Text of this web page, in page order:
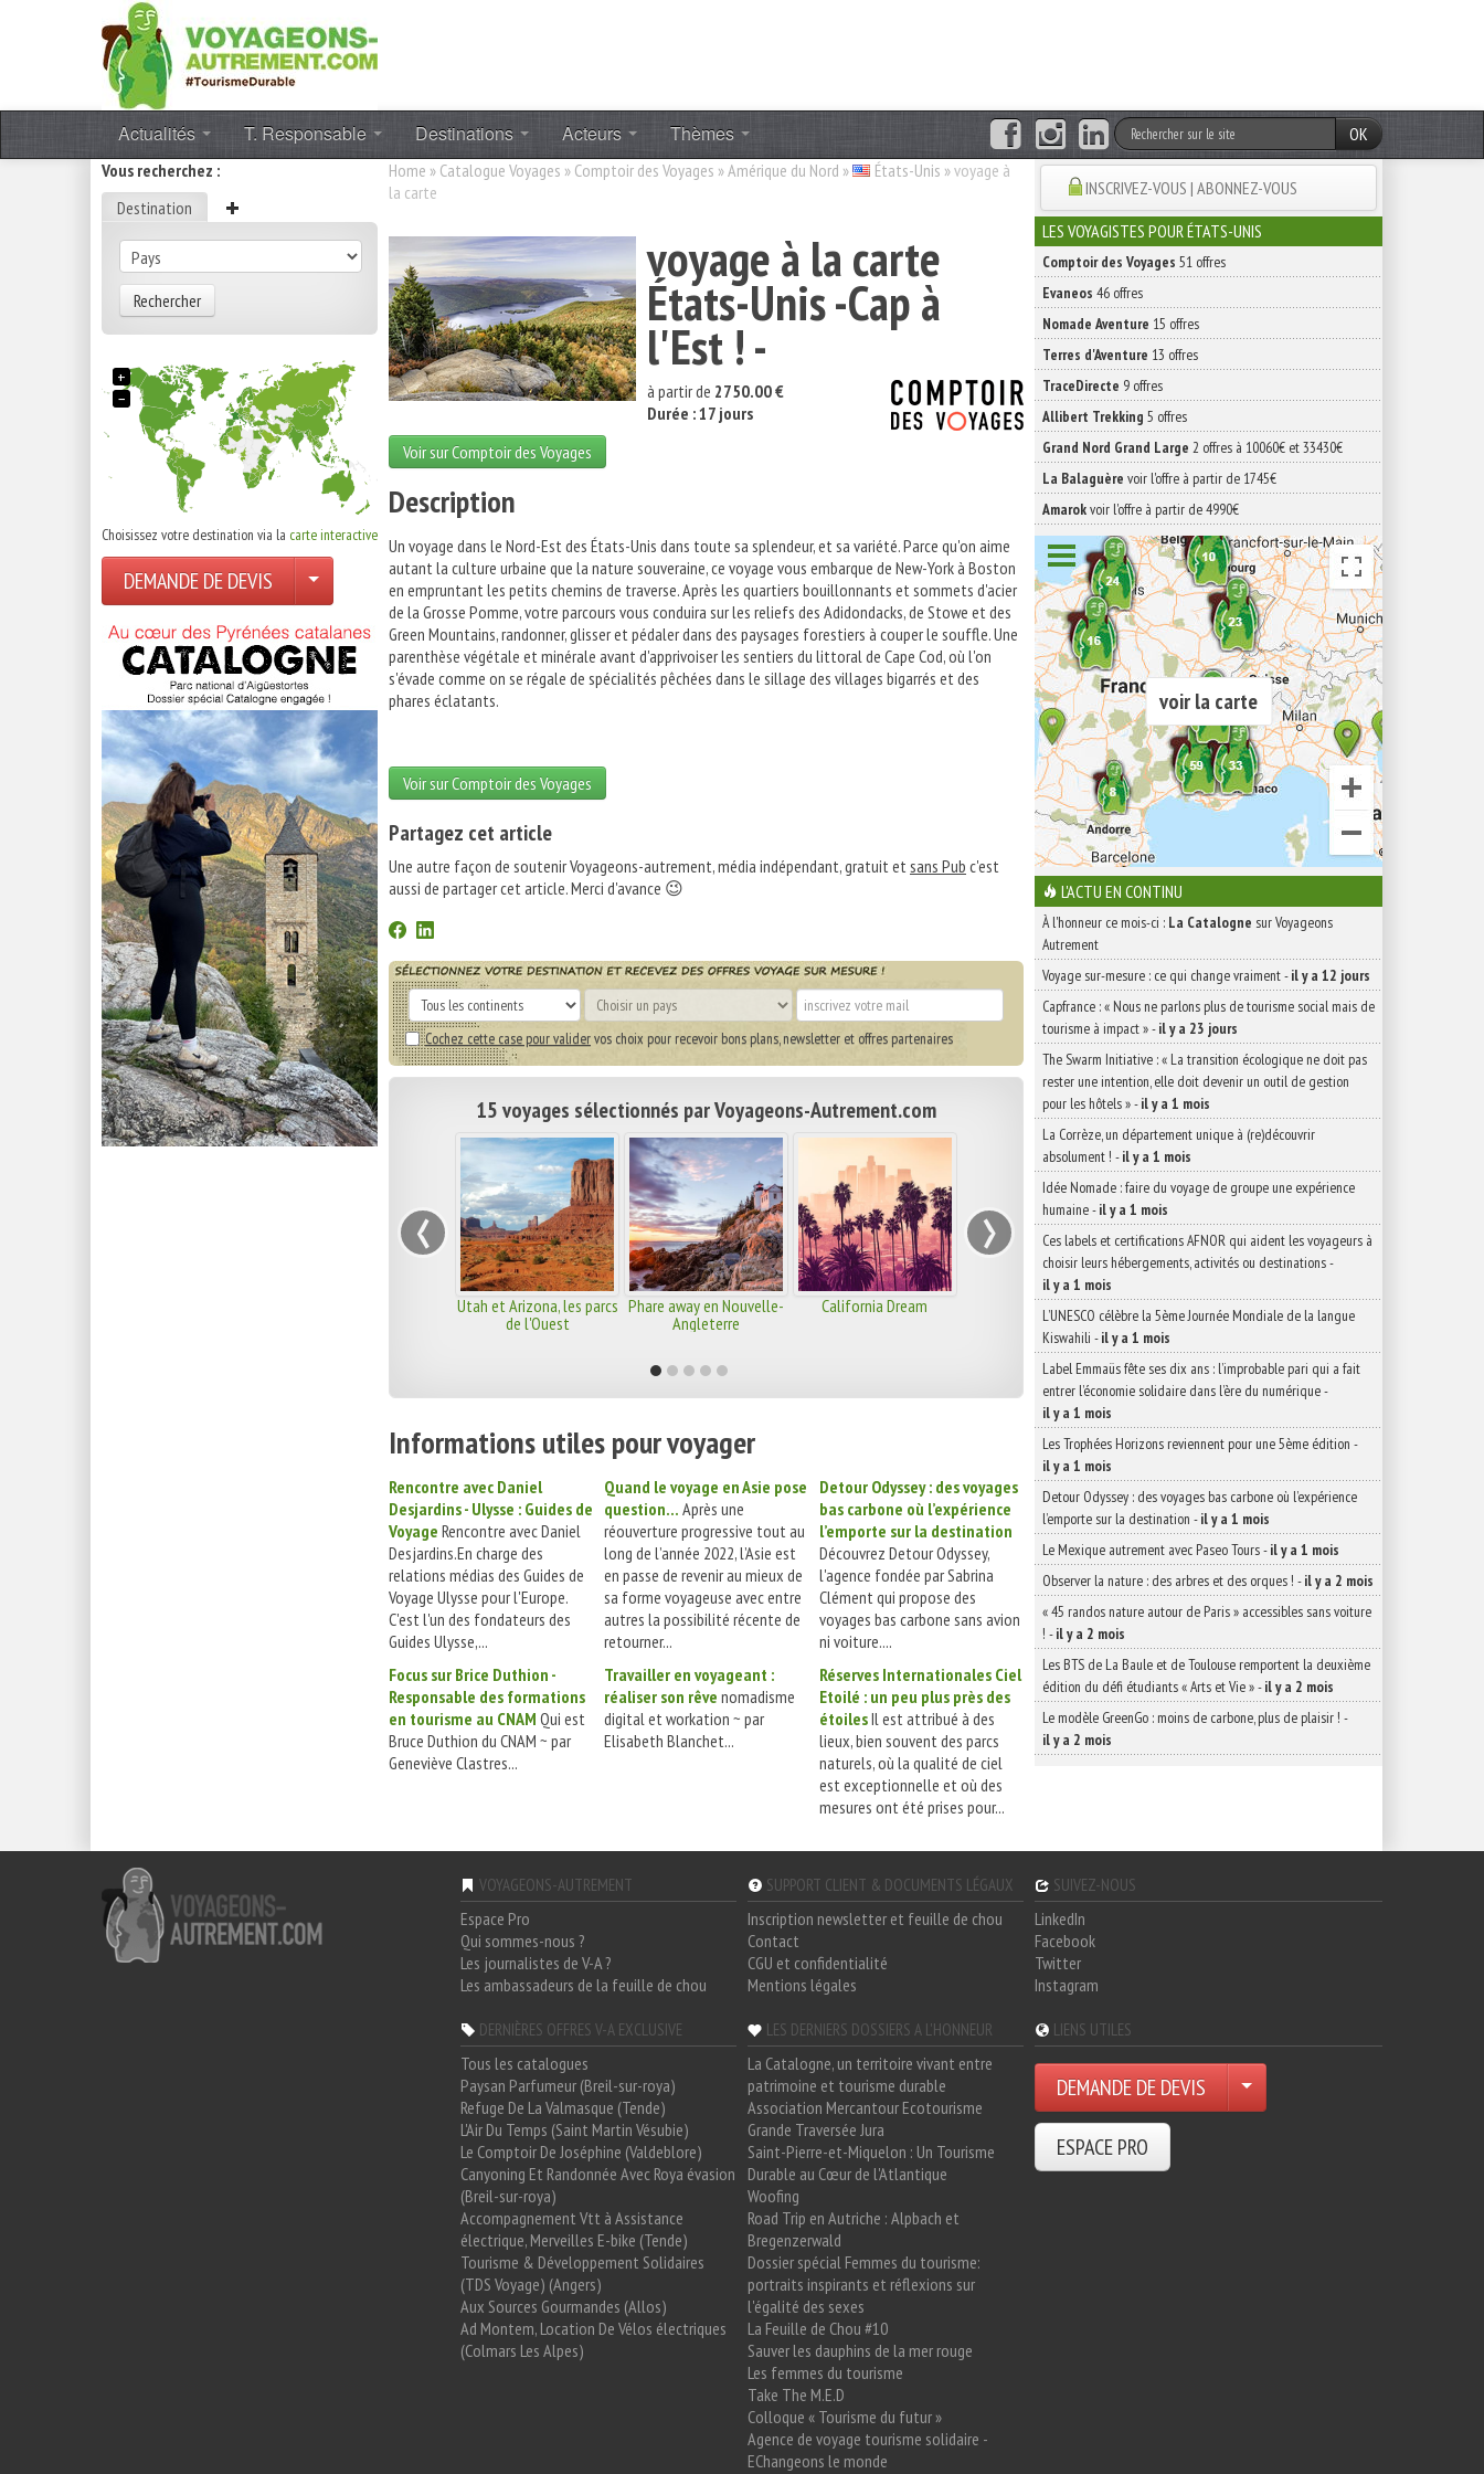
Actualités T. Responsable Destinations Acteurs Thèmes
OK
Vous recherchez :
Destination
Rechercher
+
−
Choisissez votre destination via la carte interactive
DEMANDE DE DEVIS
Home » Catalogue Voyages » Comptoir des Voyages »Amérique du Nord » États-Unis »voyage à
la carte
voyage à la carte
États-Unis -Cap à
l'Est ! -
à partir de 2750.00 €
Durée : 17 jours
Voir sur Comptoir des Voyages
Description
Un voyage dans le Nord-Est des États-Unis dans toute sa splendeur, et sa variété. Parce qu'on aime
autant la culture urbaine que la nature souveraine, ce voyage vous embarque de New-York à Boston
en empruntant les petits chemins de traverse. Après les quartiers bouillonnants et sommets d'acier
de la Grosse Pomme, votre parcours vous conduira sur les reliefs des Adidondacks, de Stowe et des
Green Mountains, randonner, glisser et pédaler dans des paysages forestiers à couper le souffle. Une
parenthèse végétale et minérale avant d'apprivoiser les sentiers du littoral de Cape Cod, où l'on
s'évade comme on se régale de spécialités pêchées dans le sillage des villages bigarrés et des
phares éclatants.
Voir sur Comptoir des Voyages
Partagez cet article
Une autre façon de soutenir Voyageons-autrement, média indépendant, gratuit etsans Pub c'est
aussi de partager cet article. Merci d'avance 😉
Cochez cette case pour validervos choix pour recevoir bons plans, newsletter et offres partenaires
15 voyages sélectionnés par Voyageons-Autrement.com
Utah et Arizona, les parcs
de l'Ouest
Phare away en Nouvelle-
Angleterre
California Dream
‹ ›
Informations utiles pour voyager
Rencontre avec Daniel
Desjardins - Ulysse : Guides de
Voyage Rencontre avec Daniel
Desjardins.En charge des
relations médias des Guides de
Voyage Ulysse pour l'Europe.
C'est l'un des fondateurs des
Guides Ulysse,...
Quand le voyage en Asie pose
question... Après une
réouverture progressive tout au
long de l’année 2022, l’Asie est
en passe de revenir au mieux de
sa forme voyageuse avec entre
autres la possibilité récente de
retourner...
Detour Odyssey : des voyages
bas carbone où l’expérience
l’emporte sur la destination
Découvrez Detour Odyssey,
l'agence fondée par Sabrina
Clément qui propose des
voyages bas carbone sans avion
ni voiture....
Focus sur Brice Duthion -
Responsable des formations
en tourisme au CNAM Qui est
Bruce Duthion du CNAM ~ par
Geneviève Clastres...
Travailler en voyageant :
réaliser son rêve nomadisme
digital et workation ~ par
Elisabeth Blanchet...
Réserves Internationales Ciel
Etoilé : un peu plus près des
étoilesIl est attribué à des
lieux, bien souvent des parcs
naturels, où la qualité de ciel
est exceptionnelle et où des
mesures ont été prises pour...
INSCRIVEZ-VOUS | ABONNEZ-VOUS
LES VOYAGISTES POUR ÉTATS-UNIS
Comptoir des Voyages 51 offres
Evaneos 46 offres
Nomade Aventure 15 offres
Terres d'Aventure 13 offres
TraceDirecte 9 offres
Allibert Trekking 5 offres
Grand Nord Grand Large 2 offres à 10060€ et 33430€
La Balaguère voir l'offre à partir de 1745€
Amarokvoir l'offre à partir de 4990€
voir la carte
L'ACTU EN CONTINU
À l'honneur ce mois-ci : La Catalogne sur Voyageons
Autrement
Voyage sur-mesure : ce qui change vraiment-il y a 12 jours
Capfrance : « Nous ne parlons plus de tourisme social mais de
tourisme à impact »-il y a 23 jours
The Swarm Initiative : « La transition écologique ne doit pas
rester une intention, elle doit devenir un outil de gestion
pour les hôtels »-il y a 1 mois
La Corrèze, un département unique à (re)découvrir
absolument ! -il y a 1 mois
Idée Nomade : faire du voyage de groupe une expérience
humaine-il y a 1 mois
Ces labels et certifications AFNOR qui aident les voyageurs à
choisir leurs hébergements, activités ou destinations-
il y a 1 mois
L’UNESCO célèbre la 5ème Journée Mondiale de la langue
Kiswahili -il y a 1 mois
Label Emmaüs fête ses dix ans : l’improbable pari qui a fait
entrer l’économie solidaire dans l’ère du numérique-
il y a 1 mois
Les Trophées Horizons reviennent pour une 5ème édition -
il y a 1 mois
Detour Odyssey : des voyages bas carbone où l’expérience
l’emporte sur la destination -il y a 1 mois
Le Mexique autrement avec Paseo Tours-il y a 1 mois
Observer la nature : des arbres et des orques ! -il y a 2 mois
« 45 randos nature autour de Paris » accessibles sans voiture
! -il y a 2 mois
Les BTS de La Baule et de Toulouse remportent la deuxième
édition du défi étudiants « Arts et Vie »-il y a 2 mois
Le modèle GreenGo : moins de carbone, plus de plaisir ! -
il y a 2 mois
VOYAGEONS-AUTREMENT
Espace Pro
Qui sommes-nous ?
Les journalistes de V-A ?
Les ambassadeurs de la feuille de chou
SUPPORT CLIENT & DOCUMENTS LÉGAUX
Inscription newsletter et feuille de chou
Contact
CGU et confidentialité
Mentions légales
SUIVEZ-NOUS
LinkedIn
Facebook
Twitter
Instagram
DERNIÈRES OFFRES V-A EXCLUSIVE
Tous les catalogues
Paysan Parfumeur (Breil-sur-roya)
Refuge De La Valmasque (Tende)
L'Air Du Temps (Saint Martin Vésubie)
Le Comptoir De Joséphine (Valdeblore)
Canyoning Et Randonnée Avec Roya évasion
(Breil-sur-roya)
Accompagnement Vtt à Assistance
électrique, Merveilles E-bike (Tende)
Tourisme & Développement Solidaires
(TDS Voyage) (Angers)
Aux Sources Gourmandes (Allos)
Ad Montem, Location De Vélos électriques
(Colmars Les Alpes)
LES DERNIERS DOSSIERS A L'HONNEUR
La Catalogne, un territoire vivant entre
patrimoine et tourisme durable
Association Mercantour Ecotourisme
Grande Traversée Jura
Saint-Pierre-et-Miquelon : Un Tourisme
Durable au Cœur de l'Atlantique
Woofing
Road Trip en Autriche : Alpbach et
Bregenzerwald
Dossier spécial Femmes du tourisme:
portraits inspirants et réflexions sur
l'égalité des sexes
La Feuille de Chou #10
Sauver les dauphins de la mer rouge
Les femmes du tourisme
Take The M.E.D
Colloque « Tourisme du futur »
Agence de voyage tourisme solidaire -
EChangeons le monde
LIENS UTILES
DEMANDE DE DEVIS
ESPACE PRO